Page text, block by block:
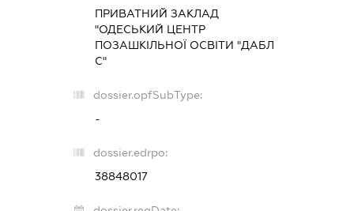
ПРИВАТНИЙ ЗАКЛАД
"ОДЕСЬКИЙ ЦЕНТР
ПОЗАШКІЛЬНОЇ ОСВІТИ "ДАБЛ
С"
dossier.opfSubType:
-
dossier.edrpo:
38848017